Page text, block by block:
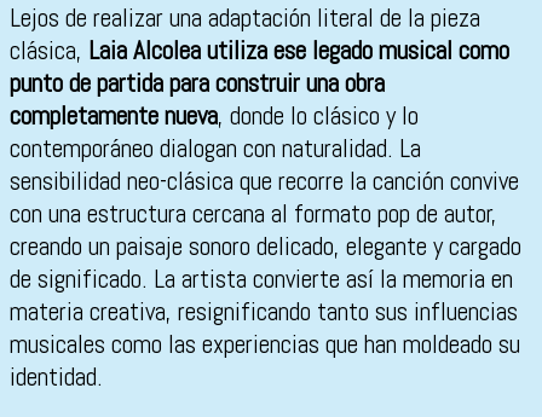
Lejos de realizar una adaptación literal de la pieza
clásica, Laia Alcolea utiliza ese legado musical como
punto de partida para construir una obra
completamente nueva, donde lo clásico y lo
contemporáneo dialogan con naturalidad. La
sensibilidad neo-clásica que recorre la canción convive
con una estructura cercana al formato pop de autor,
creando un paisaje sonoro delicado, elegante y cargado
de significado. La artista convierte así la memoria en
materia creativa, resignificando tanto sus influencias
musicales como las experiencias que han moldeado su
identidad.